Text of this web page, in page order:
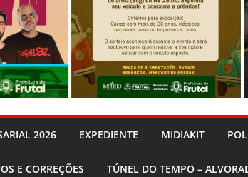
2026 EXPEDIENTE MIDIAKIT
E CORREÇÕES TÚNEL DO TEMPO –